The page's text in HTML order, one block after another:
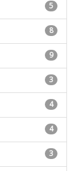
5
8
9
3
4
4
3